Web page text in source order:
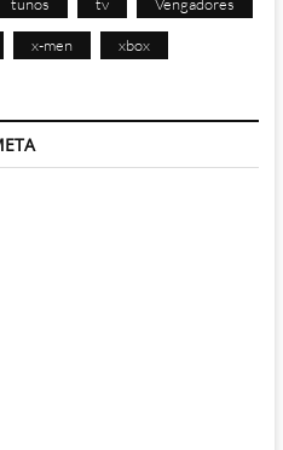
tunos tv Vengadores
x-men xbox